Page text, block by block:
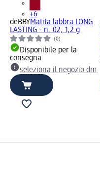
+6
deBBYMatita labbra LONG
LASTING - n. 02, 1,2 g
(0)
Disponibile per la
consegna
seleziona il negozio dm